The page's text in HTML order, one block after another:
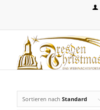
Sortieren nach Standard